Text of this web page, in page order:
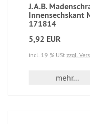
J.A.B.
Innensechskant
171814
5,92 EUR
incl. 19 % USt zzgl.
mehr...